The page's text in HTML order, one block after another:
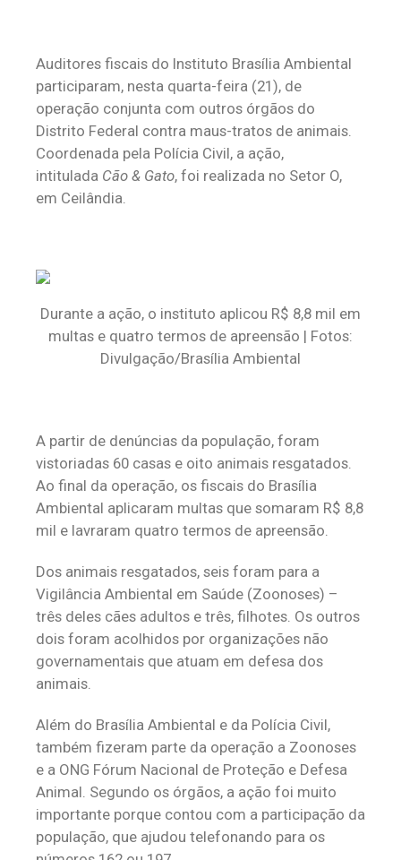
Auditores fiscais do Instituto Brasília Ambiental
participaram, nesta quarta-feira (21), de
operação conjunta com outros órgãos do
Distrito Federal contra maus-tratos de animais.
Coordenada pela Polícia Civil, a ação,
intitulada Cão & Gato, foi realizada no Setor O,
em Ceilândia.
Durante a ação, o instituto aplicou R$ 8,8 mil em
multas e quatro termos de apreensão | Fotos:
Divulgação/Brasília Ambiental
A partir de denúncias da população, foram
vistoriadas 60 casas e oito animais resgatados.
Ao final da operação, os fiscais do Brasília
Ambiental aplicaram multas que somaram R$ 8,8
mil e lavraram quatro termos de apreensão.
Dos animais resgatados, seis foram para a
Vigilância Ambiental em Saúde (Zoonoses) –
três deles cães adultos e três, filhotes. Os outros
dois foram acolhidos por organizações não
governamentais que atuam em defesa dos
animais.
Além do Brasília Ambiental e da Polícia Civil,
também fizeram parte da operação a Zoonoses
e a ONG Fórum Nacional de Proteção e Defesa
Animal. Segundo os órgãos, a ação foi muito
importante porque contou com a participação da
população, que ajudou telefonando para os